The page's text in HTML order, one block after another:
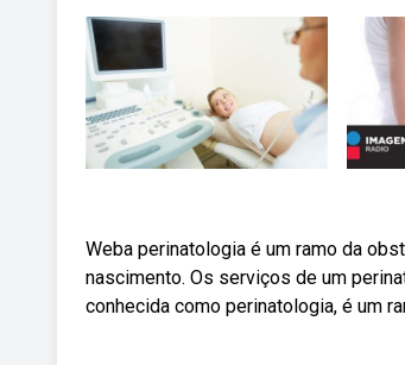
Weba perinatologia é um ramo da
nascimento. Os serviços de um
conhecida como perinatologia, é um